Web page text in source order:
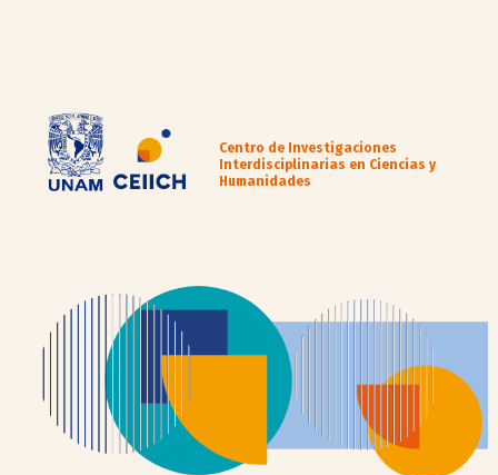
Centro de Investigaciones
Interdisciplinarias en Ciencias y
Humanidades